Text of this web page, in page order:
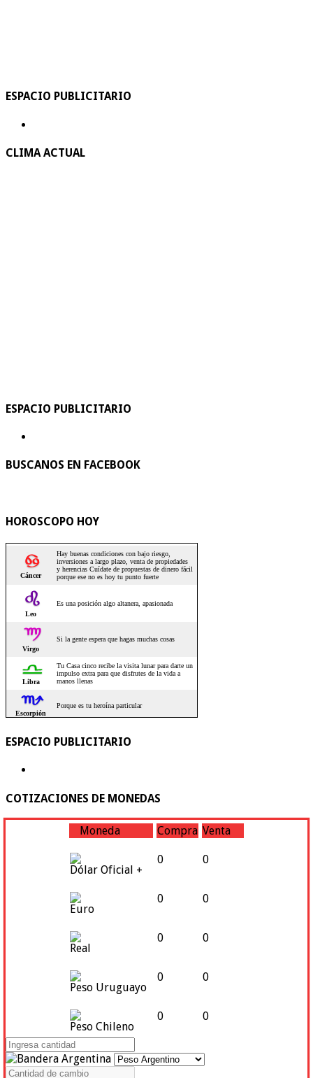
ESPACIO PUBLICITARIO
CLIMA ACTUAL
ESPACIO PUBLICITARIO
BUSCANOS EN FACEBOOK
HOROSCOPO HOY
ESPACIO PUBLICITARIO
COTIZACIONES DE MONEDAS
Moneda Compra Venta
Dólar Oficial +
0 0
Euro
0 0
Real
0 0
Peso Uruguayo
0 0
Peso Chileno
0 0